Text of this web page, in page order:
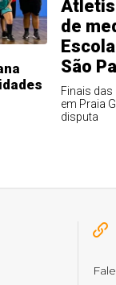
de
São
Finais
em Praia
disputa